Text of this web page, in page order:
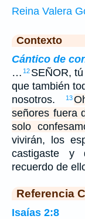
Reina Valera
Contexto
Cántico de
… 12 SEÑOR,
que también
nosotros.
13
señores fuera
solo
vivirán, los
castigaste y
recuerdo de
Referencia
Isaías 2:8